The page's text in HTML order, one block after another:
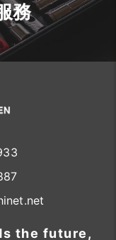
the future,
務